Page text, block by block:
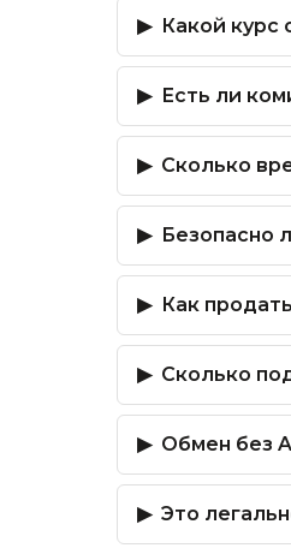
Какой курс
Есть ли
Сколько
Безопасно
Как
Сколько
Обмен без
Это